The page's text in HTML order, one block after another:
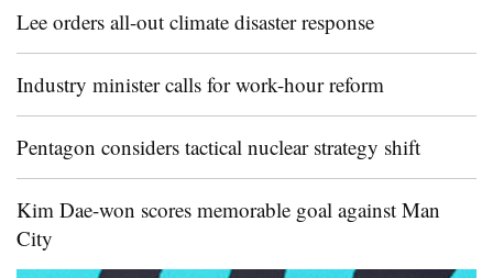
Lee orders all-out climate disaster response
Industry minister calls for work-hour reform
Pentagon considers tactical nuclear strategy shift
Kim Dae-won scores memorable goal against Man
City